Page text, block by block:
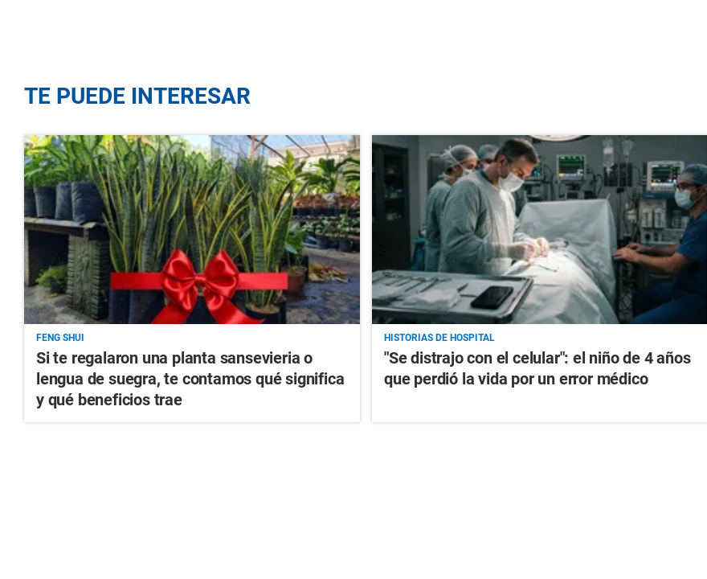
TE PUEDE INTERESAR
FENG SHUI
Si te regalaron una planta sansevieria o
lengua de suegra, te contamos qué significa
y qué beneficios trae
HISTORIAS DE HOSPITAL
"Se distrajo con el celular": el niño de 4 años
que perdió la vida por un error médico